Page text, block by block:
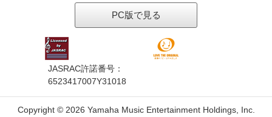
PC版で見る
JASRAC許諾番号：
6523417007Y31018
Copyright © 2026 Yamaha Music Entertainment Holdings, Inc.